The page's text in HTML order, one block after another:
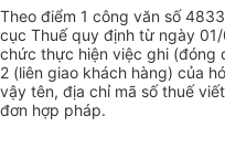
Theo điểm 1 công văn số
cục Thuế quy định từ ngày
chức thực hiện việc ghi (đóng
2 (liên giao khách hàng) của
vậy tên, địa chỉ mã số thuế
đơn hợp pháp.